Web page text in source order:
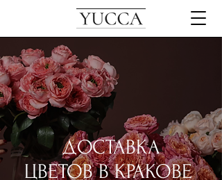
ДОСТАВКА
ЦВЕТОВ В КРАКОВЕ